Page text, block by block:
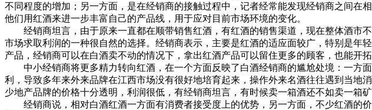
不同程度的增加；另一方面，是在经销商的接触过程中，记者经常能发现经销商之间在
他们用红酒来进一步丰富自己的产品线，用于应对目前市场环境的变化。
经销商坦言，由于原来一直都在顺带销售红酒，有红酒的销售渠道，现在整体酒市
市场求取利润的一种很自然的选择。经销商表示，主要是红酒的适应面较广，特别是
产品，经销商可以在白酒卖不动的情况下，拿出红酒产品可以留住更多的顾客，也能开拓
中小经销商将更多精力转向红酒，在一个方面反映了白酒经销商的尴尬处境：一方
利，导致多年来外来品牌在江西市场没有很好地培育起来，操作外来名酒往往遇到当
少地产品牌的价格十分透明，利润很低，有经销商坦言，有时候卖一箱酒还不如卖一箱矿
经销商说，相对白酒红酒一方面有消费者接受度上的优势，另一方面，不少红酒的